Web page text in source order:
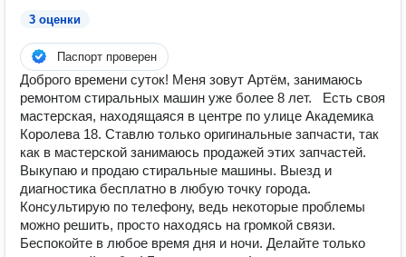
3 оценки
Паспорт проверен
Доброго времени суток! Меня зовут Артём, занимаюсь
ремонтом стиральных машин уже более 8 лет. Есть своя
мастерская, находящаяся в центре по улице Академика
Королева 18. Ставлю только оригинальные запчасти, так
как в мастерской занимаюсь продажей этих запчастей.
Выкупаю и продаю стиральные машины. Выезд и
диагностика бесплатно в любую точку города.
Консультирую по телефону, ведь некоторые проблемы
можно решить, просто находясь на громкой связи.
Беспокойте в любое время дня и ночи. Делайте только